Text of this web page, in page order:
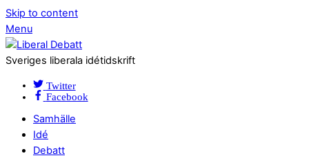
Skip to content
Menu
Sveriges liberala idétidskrift
Twitter
Facebook
Samhälle
Idé
Debatt